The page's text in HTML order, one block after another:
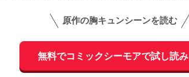
原作の胸キュンシーンを読む
無料でコミックシーモアで試し読み